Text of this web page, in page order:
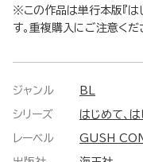
※この作品は単行本版『は
す。重複購入にご注意くだ
ジャンル BL
シリーズ はじめて、は
レーベル GUSH